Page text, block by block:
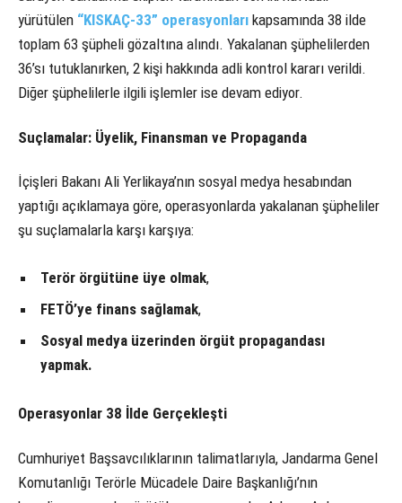
yürütülen “KISKAÇ-33” operasyonları kapsamında 38 ilde
toplam 63 şüpheli gözaltına alındı. Yakalanan şüphelilerden
36’sı tutuklanırken, 2 kişi hakkında adli kontrol kararı verildi.
Diğer şüphelilerle ilgili işlemler ise devam ediyor.
Suçlamalar: Üyelik, Finansman ve Propaganda
İçişleri Bakanı Ali Yerlikaya’nın sosyal medya hesabından
yaptığı açıklamaya göre, operasyonlarda yakalanan şüpheliler
şu suçlamalarla karşı karşıya:
Terör örgütüne üye olmak,
FETÖ’ye finans sağlamak,
Sosyal medya üzerinden örgüt propagandası
yapmak.
Operasyonlar 38 İlde Gerçekleşti
Cumhuriyet Başsavcılıklarının talimatlarıyla, Jandarma Genel
Komutanlığı Terörle Mücadele Daire Başkanlığı’nın